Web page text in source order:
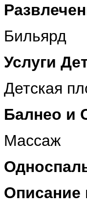
Бильярд
Услуги
Детская
Балнео и
Массаж
Описание